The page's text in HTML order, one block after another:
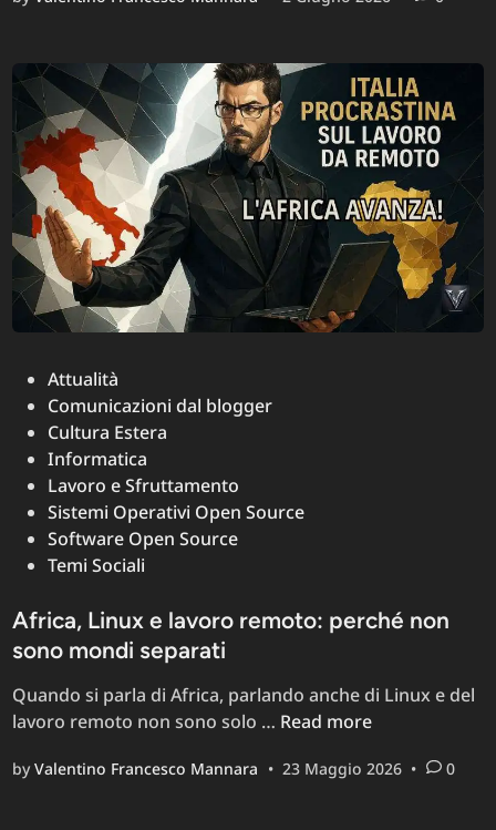
ti
senza
PostedAttualità
Comunicazioni dal blogger
Cultura Estera
Informatica
Lavoro e Sfruttamento
Sistemi Operativi Open Source
Software Open Source
Temi Sociali
Africa, Linux e lavoro remoto: perché non
sono mondi separati
Quando si parla di Africa, parlando anche di Linux e del
lavoro remoto non sono solo … Africa,
e
Read more
byValentino Francesco Mannara • 23 Maggio 2026 • 0